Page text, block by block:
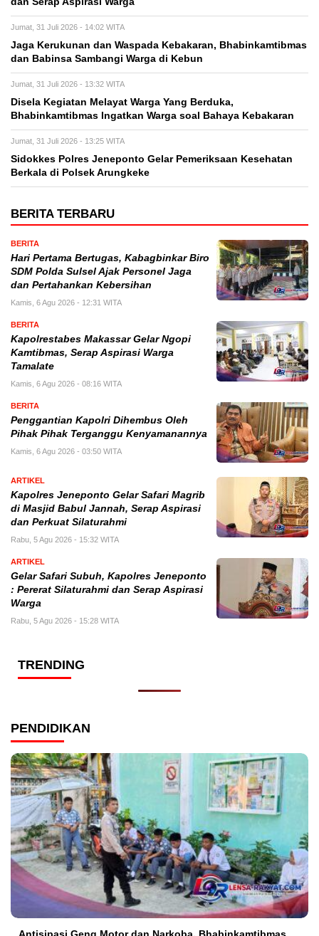
Jumat, 31 Juli 2026 - 14:02 WITA
Jaga Kerukunan dan Waspada Kebakaran, Bhabinkamtibmas
dan Babinsa Sambangi Warga di Kebun
Jumat, 31 Juli 2026 - 13:32 WITA
Disela Kegiatan Melayat Warga Yang Berduka,
Bhabinkamtibmas Ingatkan Warga soal Bahaya Kebakaran
Jumat, 31 Juli 2026 - 13:25 WITA
Sidokkes Polres Jeneponto Gelar Pemeriksaan Kesehatan
Berkala di Polsek Arungkeke
BERITA TERBARU
BERITA
Hari Pertama Bertugas, Kabagbinkar Biro
SDM Polda Sulsel Ajak Personel Jaga
dan Pertahankan Kebersihan
Kamis, 6 Agu 2026 - 12:31 WITA
BERITA
Kapolrestabes Makassar Gelar Ngopi
Kamtibmas, Serap Aspirasi Warga
Tamalate
Kamis, 6 Agu 2026 - 08:16 WITA
BERITA
Penggantian Kapolri Dihembus Oleh
Pihak Pihak Terganggu Kenyamanannya
Kamis, 6 Agu 2026 - 03:50 WITA
ARTIKEL
Kapolres Jeneponto Gelar Safari Magrib
di Masjid Babul Jannah, Serap Aspirasi
dan Perkuat Silaturahmi
Rabu, 5 Agu 2026 - 15:32 WITA
ARTIKEL
Gelar Safari Subuh, Kapolres Jeneponto
: Pererat Silaturahmi dan Serap Aspirasi
Warga
Rabu, 5 Agu 2026 - 15:28 WITA
TRENDING
PENDIDIKAN